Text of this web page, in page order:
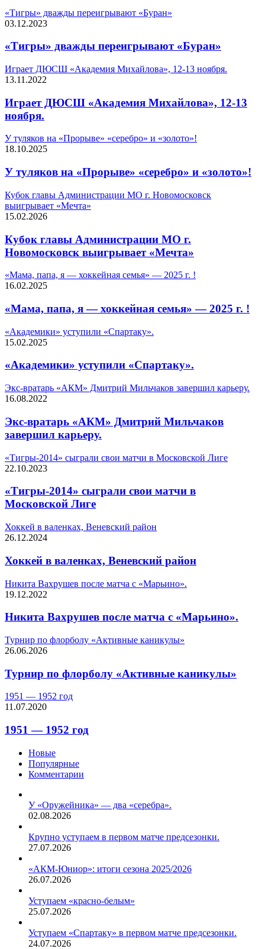
«Тигры» дважды переигрывают «Буран»
03.12.2023
«Тигры» дважды переигрывают «Буран»
Играет ДЮСШ «Академия Михайлова», 12-13 ноября.
13.11.2022
Играет ДЮСШ «Академия Михайлова», 12-13
ноября.
У туляков на «Прорыве» «серебро» и «золото»!
18.10.2025
У туляков на «Прорыве» «серебро» и «золото»!
Кубок главы Администрации МО г. Новомосковск
выигрывает «Мечта»
15.02.2026
Кубок главы Администрации МО г.
Новомосковск выигрывает «Мечта»
«Мама, папа, я — хоккейная семья» — 2025 г. !
16.02.2025
«Мама, папа, я — хоккейная семья» — 2025 г. !
«Академики» уступили «Спартаку».
15.02.2025
«Академики» уступили «Спартаку».
Экс-вратарь «АКМ» Дмитрий Мильчаков завершил карьеру.
16.08.2022
Экс-вратарь «АКМ» Дмитрий Мильчаков
завершил карьеру.
«Тигры-2014» сыграли свои матчи в Московской Лиге
22.10.2023
«Тигры-2014» сыграли свои матчи в
Московской Лиге
Хоккей в валенках, Веневский район
26.12.2024
Хоккей в валенках, Веневский район
Никита Вахрушев после матча с «Марьино».
19.12.2022
Никита Вахрушев после матча с «Марьино».
Турнир по флорболу «Активные каникулы»
26.06.2026
Турнир по флорболу «Активные каникулы»
1951 — 1952 год
11.07.2020
1951 — 1952 год
Новые
Популярные
Комментарии
У «Оружейника» — два «серебра».
02.08.2026
Крупно уступаем в первом матче предсезонки.
27.07.2026
«АКМ-Юниор»: итоги сезона 2025/2026
26.07.2026
Уступаем «красно-белым»
25.07.2026
Уступаем «Спартаку» в первом матче предсезонки.
24.07.2026